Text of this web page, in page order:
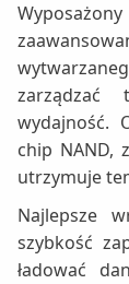
zarządzać
wydajność.
chip NAND,
utrzymuje
Najlepsze
szybkość
ładować